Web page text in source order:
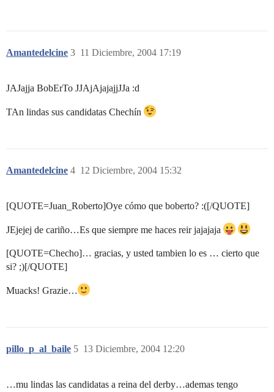
Amantedelcine 11 Diciembre, 2004 17:19
3
JAJajja BobErTo JJAjAjajajjJJa :d
TAn lindas sus candidatas Chechín
Amantedelcine 12 Diciembre, 2004 15:32
4
[QUOTE=Juan_Roberto]Oye cómo que boberto? :([/QUOTE]
JEjejej de cariño…Es que siempre me haces reir jajajaja
[QUOTE=Checho]… gracias, y usted tambien lo es … cierto que
si? ;)[/QUOTE]
Muacks! Grazie…
pillo_p_al_baile 13 Diciembre, 2004 12:20
5
…mu lindas las candidatas a reina del derby…ademas tengo